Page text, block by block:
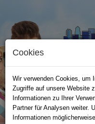
Cookies
Wir verwenden Cookies, um
Zugriffe auf unsere Website
Informationen zu Ihrer
Partner für Analysen weiter.
Informationen